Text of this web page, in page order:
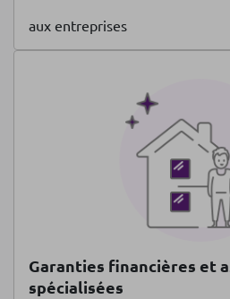
aux entreprises
Garanties financières et
spécialisées